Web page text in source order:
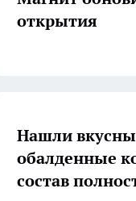
открытия
Нашли
обалденные
состав